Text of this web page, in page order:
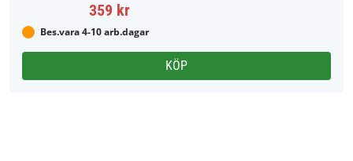
359 kr
Bes.vara 4-10 arb.dagar
KÖP